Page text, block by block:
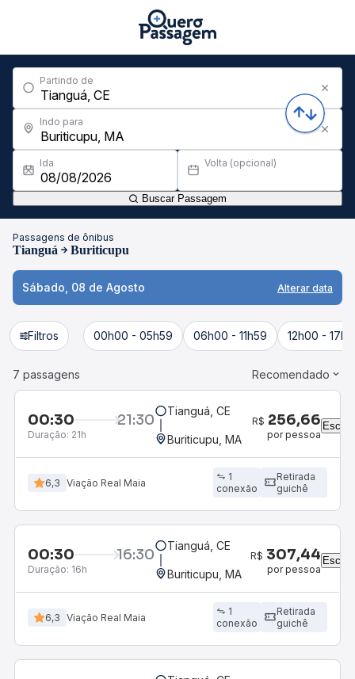
Partindo de
Indo para
Ida Volta (opcional)
Buscar Passagem
Passagens de ônibus
Tianguá Buriticupu
Sábado, 08 de Agosto Alterar data
Filtros 00h00 - 05h59 06h00 - 11h59 12h00 -
7 passagens Recomendado
00:30 21:30
Duração:21h Buriticupu, MA
6,3 Viação Real Maia
1
conexão
Retirada
guichê
00:30 16:30
Duração:16h
Tianguá, CE
Buriticupu, MA
6,3 Viação Real Maia
1
conexão
Retirada
guichê